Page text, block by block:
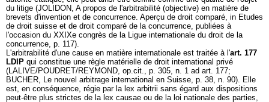
du litige (JOLIDON, A propos de l'arbitrabilité (objective) en matière de
brevets d'invention et de concurrence. Aperçu de droit comparé, in Etudes
de droit suisse et de droit comparé de la concurrence, publiées à
l'occasion du XXIXe congrès de la Ligue internationale du droit de la
concurrence, p. 117).
L'arbitrabilité d'une cause en matière internationale est traitée à l'art. 177
LDIP qui constitue une règle matérielle de droit international privé
(LALIVE/POUDRET/REYMOND, op.cit., p. 305, n. 1 ad art. 177;
BUCHER, Le nouvel arbitrage international en Suisse, p. 38, n. 90). Elle
est, en conséquence, régie par la lex arbitrii sans égard aux dispositions
peut-être plus strictes de la lex causae ou de la loi nationale des parties,